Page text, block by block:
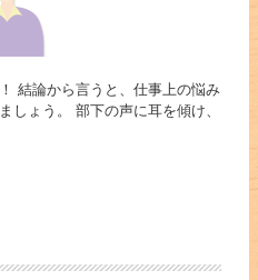
結論から言うと、仕事上の悩み
しょう。 部下の声に耳を傾け、